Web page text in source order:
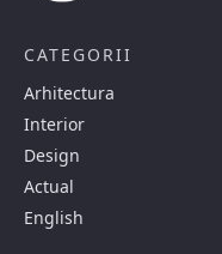
CATEGORII
Arhitectura
Interior
Design
Actual
English